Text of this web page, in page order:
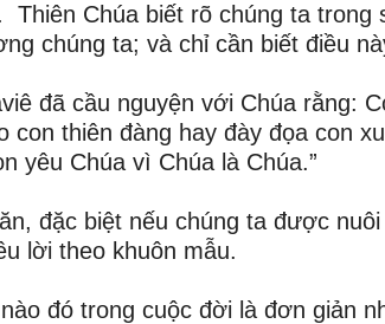
Chúa biết rõ chúng ta trong
chúng ta; và chỉ cần biết điều
đã cầu nguyện với Chúa rằng:
thiên đàng hay đày đọa con
yêu Chúa vì Chúa là Chúa.”
đặc biệt nếu chúng ta được
lời theo khuôn mẫu.
đó trong cuộc đời là đơn giản